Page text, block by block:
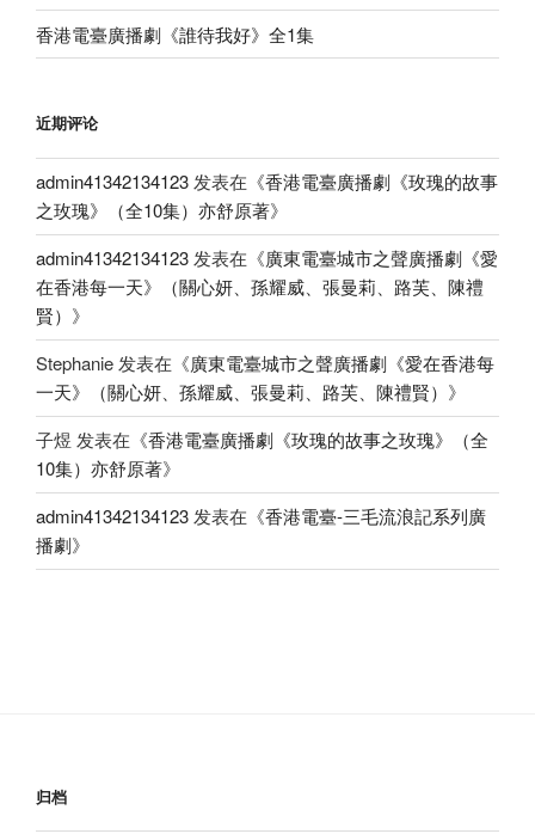
香港電臺廣播劇《誰待我好》全1集
近期评论
admin41342134123发表在《香港電臺廣播劇《玫瑰的故事
之玫瑰》（全10集）亦舒原著》
admin41342134123发表在《廣東電臺城市之聲廣播劇《愛
在香港每一天》（關心妍、孫耀威、張曼莉、路芙、陳禮
賢） 》
Stephanie发表在《廣東電臺城市之聲廣播劇《愛在香港每
一天》（關心妍、孫耀威、張曼莉、路芙、陳禮賢） 》
子煜 发表在《香港電臺廣播劇《玫瑰的故事之玫瑰》（全
10集）亦舒原著》
admin41342134123发表在《香港電臺-三毛流浪記系列廣
播劇》
归档